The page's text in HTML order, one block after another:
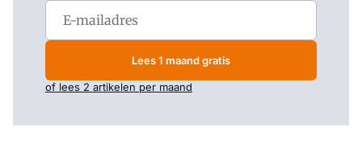
Lees 1 maand gratis
of lees 2 artikelen per maand